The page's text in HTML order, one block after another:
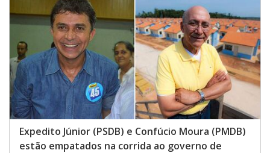
Expedito Júnior (PSDB) e Confúcio Moura (PMDB)
estão empatados na corrida ao governo de